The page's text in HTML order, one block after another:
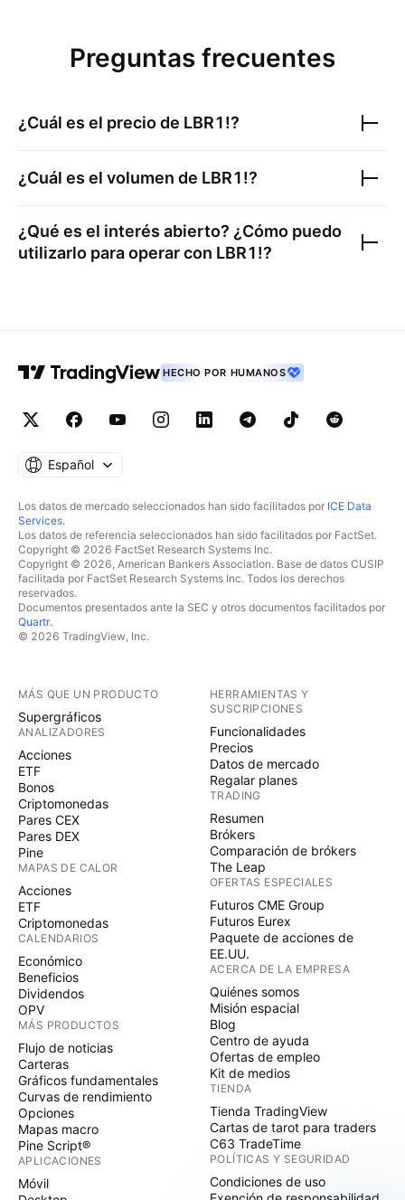
Preguntas frecuentes
¿Cuál es el precio de LBR1!?
¿Cuál es el volumen de LBR1!?
¿Qué es el interés abierto? ¿Cómo puedo
utilizarlo para operar con LBR1!?
HECHO POR HUMANOS
Español
Los datos de mercado seleccionados han sido facilitados por ICE Data
Services.
Los datos de referencia seleccionados han sido facilitados por FactSet.
Copyright © 2026 FactSet Research Systems Inc.
Copyright © 2026, American Bankers Association. Base de datos CUSIP
facilitada por FactSet Research Systems Inc. Todos los derechos
reservados.
Documentos presentados ante la SEC y otros documentos facilitados por
Quartr.
© 2026 TradingView, Inc.
MÁS QUE UN PRODUCTO
Supergráficos
ANALIZADORES
Acciones
ETF
Bonos
Criptomonedas
Pares CEX
Pares DEX
Pine
MAPAS DE CALOR
Acciones
ETF
Criptomonedas
CALENDARIOS
Económico
Beneficios
Dividendos
OPV
MÁS PRODUCTOS
Flujo de noticias
Carteras
Gráficos fundamentales
Curvas de rendimiento
Opciones
Mapas macro
Pine Script®
APLICACIONES
Móvil
HERRAMIENTAS Y
SUSCRIPCIONES
Funcionalidades
Precios
Datos de mercado
Regalar planes
TRADING
Resumen
Brókers
Comparación de brókers
The Leap
OFERTAS ESPECIALES
Futuros CME Group
Futuros Eurex
Paquete de acciones de
EE.UU.
ACERCA DE LA EMPRESA
Quiénes somos
Misión espacial
Blog
Centro de ayuda
Ofertas de empleo
Kit de medios
TIENDA
Tienda TradingView
Cartas de tarot para traders
C63 TradeTime
POLÍTICAS Y SEGURIDAD
Condiciones de uso